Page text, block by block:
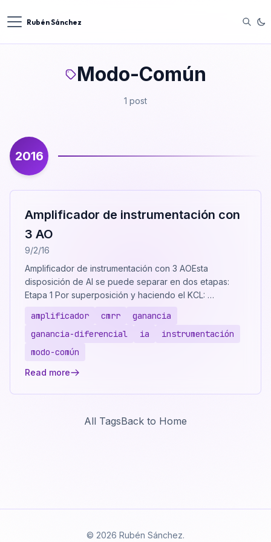
Rubén Sánchez
Modo-Común
1 post
2016
Amplificador de instrumentación con
3 AO
9/2/16
Amplificador de instrumentación con 3 AOEsta
disposición de AI se puede separar en dos etapas:
Etapa 1 Por superposición y haciendo el KCL: …
amplificador cmrr
ganancia
ganancia-diferencial
ia
instrumentación
modo-común
Read more
All TagsBack to Home
© 2026 Rubén Sánchez.